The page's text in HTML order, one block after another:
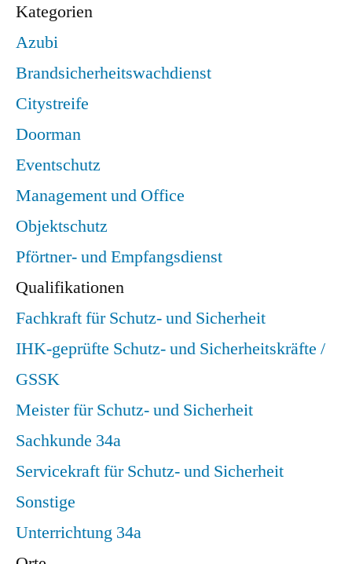
Kategorien
Azubi
Brandsicherheitswachdienst
Citystreife
Doorman
Eventschutz
Management und Office
Objektschutz
Pförtner- und Empfangsdienst
Qualifikationen
Fachkraft für Schutz- und Sicherheit
IHK-geprüfte Schutz- und Sicherheitskräfte /
GSSK
Meister für Schutz- und Sicherheit
Sachkunde 34a
Servicekraft für Schutz- und Sicherheit
Sonstige
Unterrichtung 34a